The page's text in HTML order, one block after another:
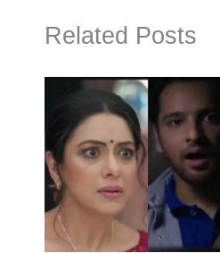
Related Posts